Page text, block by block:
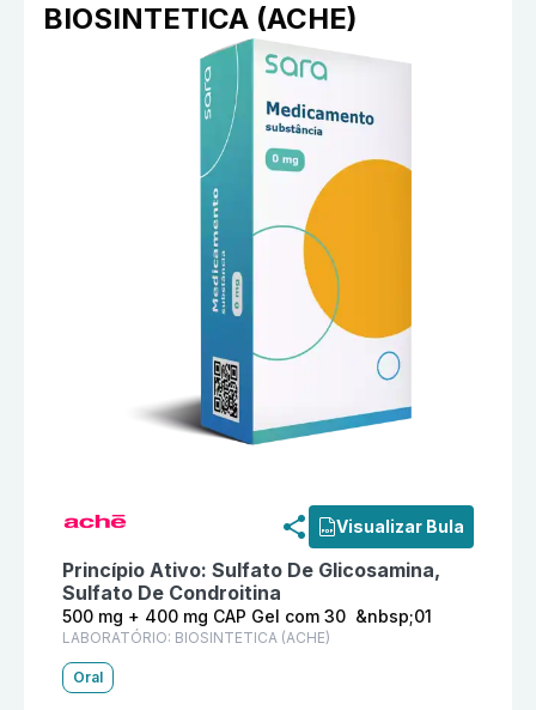
BIOSINTETICA (ACHE)
Visualizar Bula
Princípio Ativo: Sulfato De Glicosamina,
Sulfato De Condroitina
500 mg + 400 mg CAP Gel com 30 &nbsp;01
LABORATÓRIO: BIOSINTETICA (ACHE)
Oral